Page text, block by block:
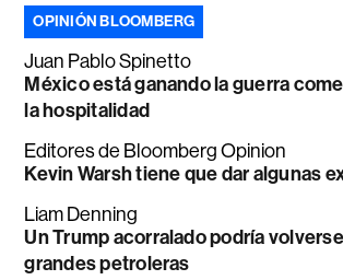
OPINIÓN BLOOMBERG
Juan Pablo Spinetto
México está ganando la guerra
la hospitalidad
Editores de Bloomberg Opinion
Kevin Warsh tiene que dar algunas
Liam Denning
Un Trump acorralado podría
grandes petroleras